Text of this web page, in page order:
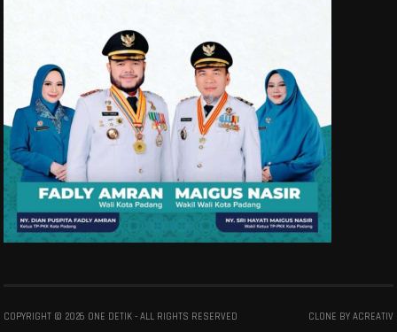
COPYRIGHT © 2026 ONE DETIK - ALL RIGHTS RESERVED CLONE BY ACREATIV